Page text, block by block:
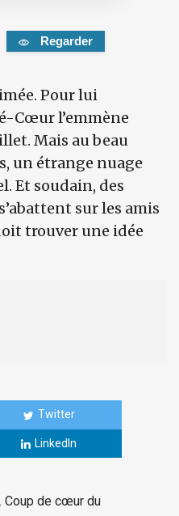
Regarder
Pour lui
Cœur l’emmène
Mais au beau
un étrange nuage
Et soudain, des
sur les amis
trouver une idée
Twitter
LinkedIn
, Coup de cœur du